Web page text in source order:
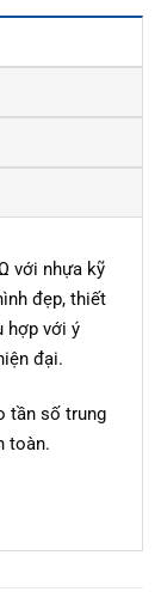
với nhựa kỹ
đẹp, thiết
hợp với ý
đại.
tần số trung
toàn.